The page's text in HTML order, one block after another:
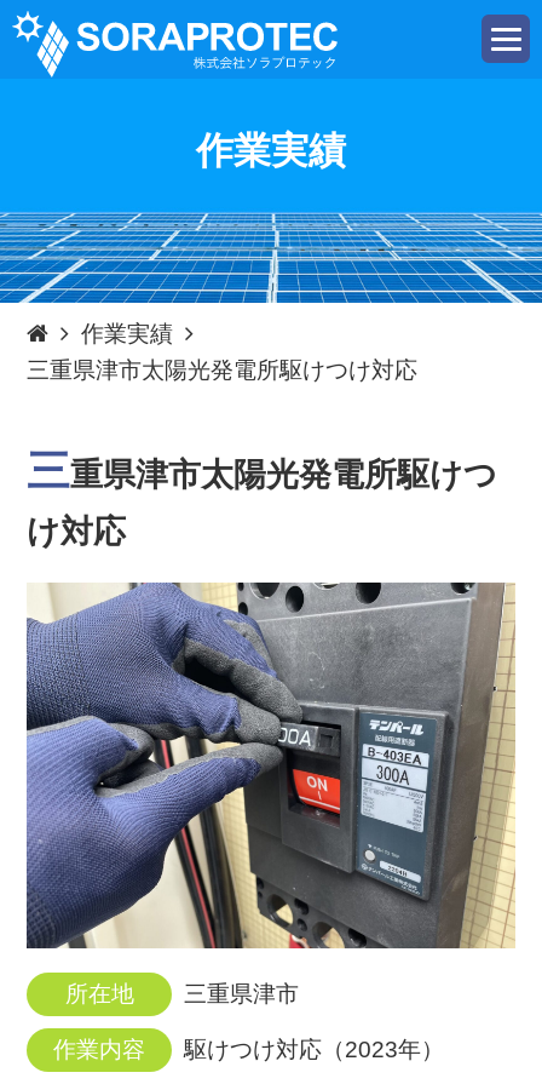
t
o
i
g
a
t
i
o
作業実績
作業実績
三重県津市太陽光発電所駆けつけ対応
三重県津市太陽光発電所駆けつ
け対応
所在地 三重県津市
作業内容 駆けつけ対応（2023年）